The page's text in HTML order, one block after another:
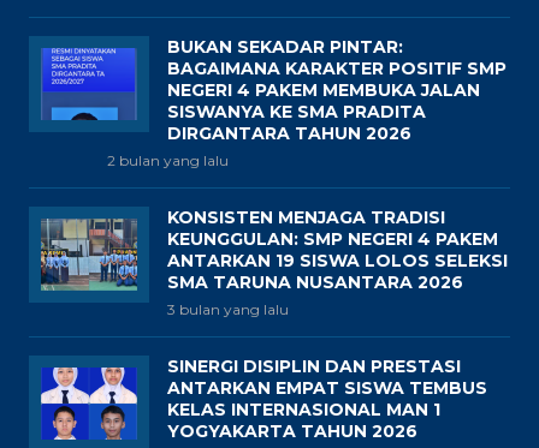
BUKAN SEKADAR PINTAR:
BAGAIMANA KARAKTER POSITIF SMP
NEGERI 4 PAKEM MEMBUKA JALAN
SISWANYA KE SMA PRADITA
DIRGANTARA TAHUN 2026
2 bulan yang lalu
KONSISTEN MENJAGA TRADISI
KEUNGGULAN: SMP NEGERI 4 PAKEM
ANTARKAN 19 SISWA LOLOS SELEKSI
SMA TARUNA NUSANTARA 2026
3 bulan yang lalu
SINERGI DISIPLIN DAN PRESTASI
ANTARKAN EMPAT SISWA TEMBUS
KELAS INTERNASIONAL MAN 1
YOGYAKARTA TAHUN 2026